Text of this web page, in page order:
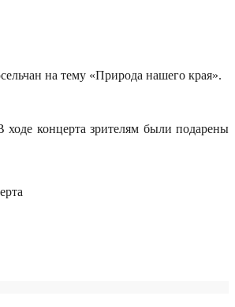
на тему «Природа нашего края».
концерта зрителям были подарены